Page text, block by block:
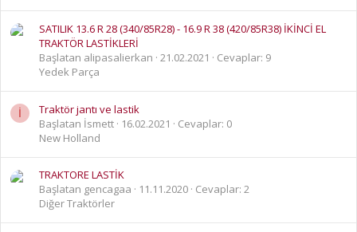
SATILIK 13.6 R 28 (340/85R28) - 16.9 R 38 (420/85R38) İKİNCİ EL
TRAKTÖR LASTİKLERİ
Başlatan alipasalierkan 21.02.2021
Cevaplar: 9
Yedek Parça
İ
Traktör jantı ve lastik
Başlatan İsmett
16.02.2021
Cevaplar: 0
New Holland
TRAKTORE LASTİK
Başlatan gencagaa
11.11.2020 Cevaplar: 2
Diğer Traktörler